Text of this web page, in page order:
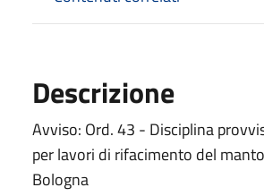
Descrizione
Avviso: Ord. 43 - Disciplina
per lavori di rifacimento del
Bologna